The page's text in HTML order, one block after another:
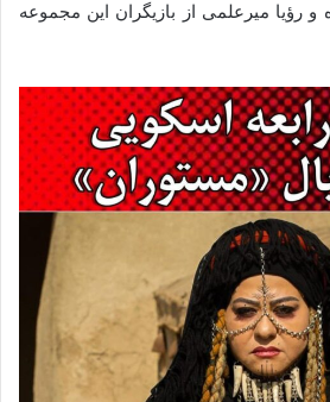
و رؤیا میرعلمی از بازیگران این مجموعه